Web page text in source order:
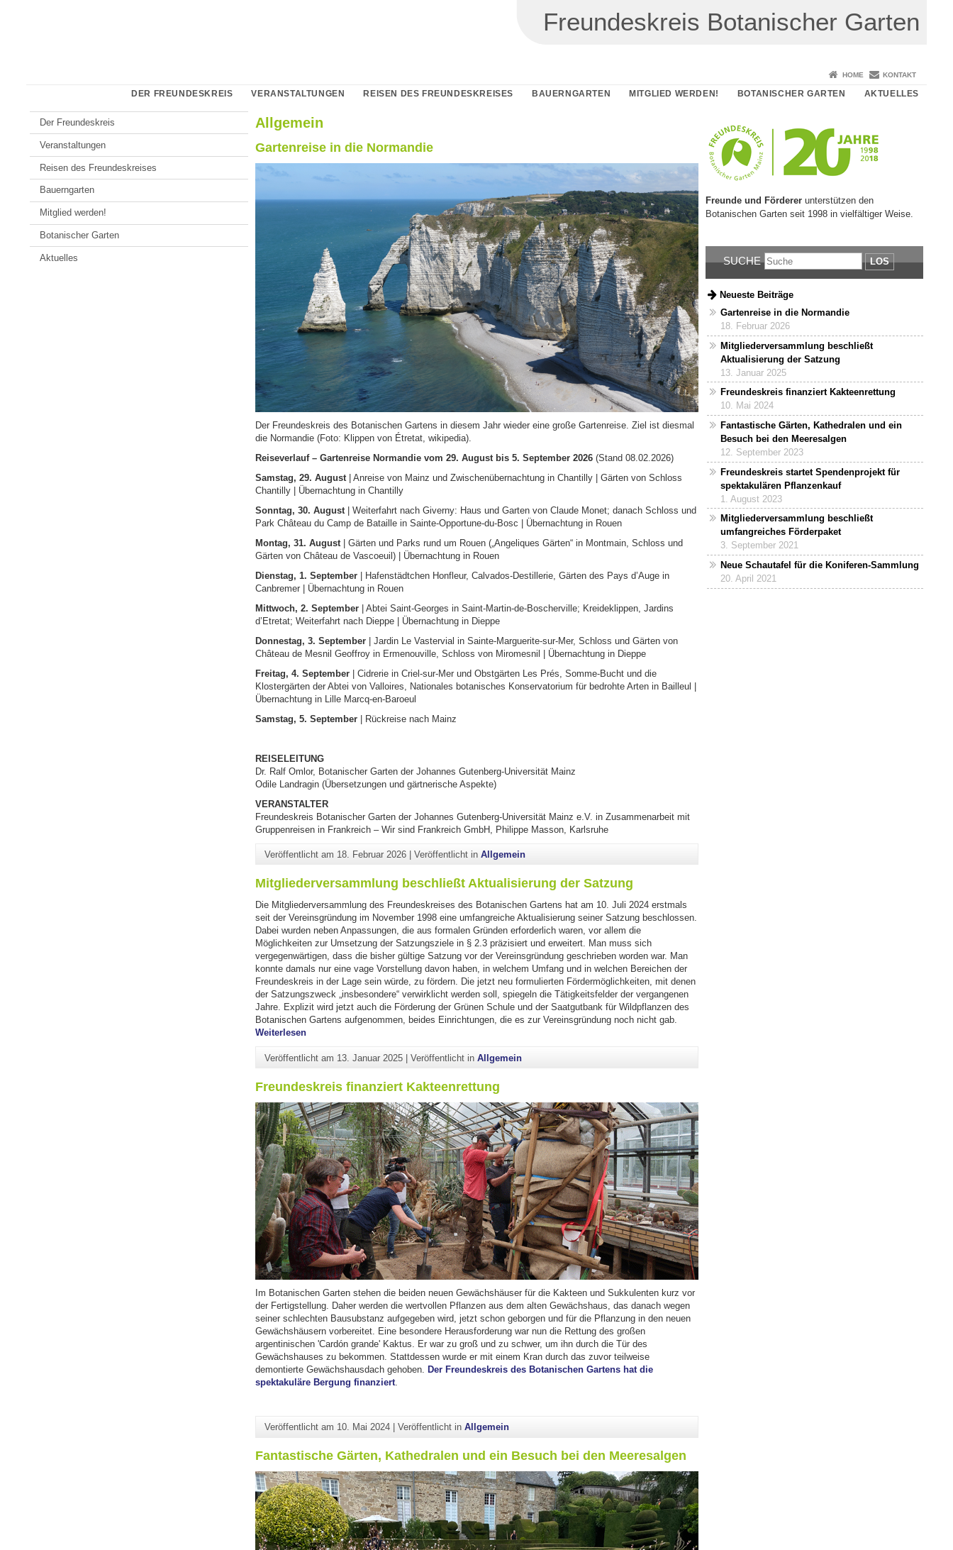
Freundeskreis Botanischer Garten
HOME KONTAKT
DER FREUNDESKREIS VERANSTALTUNGEN REISEN DES FREUNDESKREISES BAUERNGARTEN MITGLIED WERDEN! BOTANISCHER GARTEN AKTUELLES
Der Freundeskreis
Veranstaltungen
Reisen des Freundeskreises
Bauerngarten
Mitglied werden!
Botanischer Garten
Aktuelles
Allgemein
Gartenreise in die Normandie
Der Freundeskreis des Botanischen Gartens in diesem Jahr wieder eine große Gartenreise. Ziel ist diesmal
die Normandie (Foto: Klippen von Étretat, wikipedia).
Reiseverlauf – Gartenreise Normandie vom 29. August bis 5. September 2026 (Stand 08.02.2026)
Samstag, 29. August | Anreise von Mainz und Zwischenübernachtung in Chantilly | Gärten von Schloss
Chantilly | Übernachtung in Chantilly
Sonntag, 30. August| Weiterfahrt nach Giverny: Haus und Garten von Claude Monet; danach Schloss und
Park Château du Camp de Bataille in Sainte-Opportune-du-Bosc | Übernachtung in Rouen
Montag, 31. August| Gärten und Parks rund um Rouen („Angeliques Gärten“ in Montmain, Schloss und
Gärten von Château de Vascoeuil) | Übernachtung in Rouen
Dienstag, 1. September| Hafenstädtchen Honfleur, Calvados-Destillerie, Gärten des Pays d’Auge in
Canbremer | Übernachtung in Rouen
Mittwoch, 2. September| Abtei Saint-Georges in Saint-Martin-de-Boscherville; Kreideklippen, Jardins
d’Etretat; Weiterfahrt nach Dieppe | Übernachtung in Dieppe
Donnestag, 3. September| Jardin Le Vastervial in Sainte-Marguerite-sur-Mer, Schloss und Gärten von
Château de Mesnil Geoffroy in Ermenouville, Schloss von Miromesnil | Übernachtung in Dieppe
Freitag, 4. September| Cidrerie in Criel-sur-Mer und Obstgärten Les Prés, Somme-Bucht und die
Klostergärten der Abtei von Valloires, Nationales botanisches Konservatorium für bedrohte Arten in Bailleul |
Übernachtung in Lille Marcq-en-Baroeul
Samstag, 5. September| Rückreise nach Mainz
REISELEITUNG
Dr. Ralf Omlor, Botanischer Garten der Johannes Gutenberg-Universität Mainz
Odile Landragin (Übersetzungen und gärtnerische Aspekte)
VERANSTALTER
Freundeskreis Botanischer Garten der Johannes Gutenberg-Universität Mainz e.V. in Zusammenarbeit mit
Gruppenreisen in Frankreich – Wir sind Frankreich GmbH, Philippe Masson, Karlsruhe
Veröffentlicht am 18. Februar 2026 |Veröffentlicht inAllgemein
Mitgliederversammlung beschließt Aktualisierung der Satzung
Die Mitgliederversammlung des Freundeskreises des Botanischen Gartens hat am 10. Juli 2024 erstmals
seit der Vereinsgründung im November 1998 eine umfangreiche Aktualisierung seiner Satzung beschlossen.
Dabei wurden neben Anpassungen, die aus formalen Gründen erforderlich waren, vor allem die
Möglichkeiten zur Umsetzung der Satzungsziele in § 2.3 präzisiert und erweitert. Man muss sich
vergegenwärtigen, dass die bisher gültige Satzung vor der Vereinsgründung geschrieben worden war. Man
konnte damals nur eine vage Vorstellung davon haben, in welchem Umfang und in welchen Bereichen der
Freundeskreis in der Lage sein würde, zu fördern. Die jetzt neu formulierten Fördermöglichkeiten, mit denen
der Satzungszweck „insbesondere“ verwirklicht werden soll, spiegeln die Tätigkeitsfelder der vergangenen
Jahre. Explizit wird jetzt auch die Förderung der Grünen Schule und der Saatgutbank für Wildpflanzen des
Botanischen Gartens aufgenommen, beides Einrichtungen, die es zur Vereinsgründung noch nicht gab.
Weiterlesen"Mitgliederversammlung beschließt Aktualisierung der Satzung"
Veröffentlicht am 13. Januar 2025 |Veröffentlicht inAllgemein
Freundeskreis finanziert Kakteenrettung
Im Botanischen Garten stehen die beiden neuen Gewächshäuser für die Kakteen und Sukkulenten kurz vor
der Fertigstellung. Daher werden die wertvollen Pflanzen aus dem alten Gewächshaus, das danach wegen
seiner schlechten Bausubstanz aufgegeben wird, jetzt schon geborgen und für die Pflanzung in den neuen
Gewächshäusern vorbereitet. Eine besondere Herausforderung war nun die Rettung des großen
argentinischen 'Cardón grande' Kaktus. Er war zu groß und zu schwer, um ihn durch die Tür des
Gewächshauses zu bekommen. Stattdessen wurde er mit einem Kran durch das zuvor teilweise
demontierte Gewächshausdach gehoben.
Der Freundeskreis des Botanischen Gartens hat die
spektakuläre Bergung finanziert.
Veröffentlicht am 10. Mai 2024 |Veröffentlicht inAllgemein
Fantastische Gärten, Kathedralen und ein Besuch bei den Meeresalgen
Freunde und Fördererunterstützen den
Botanischen Garten seit 1998 in vielfältiger Weise.
SUCHE LOS
Neueste Beiträge
Gartenreise in die Normandie
18. Februar 2026
Mitgliederversammlung beschließt
Aktualisierung der Satzung
13. Januar 2025
Freundeskreis finanziert Kakteenrettung
10. Mai 2024
Fantastische Gärten, Kathedralen und ein
Besuch bei den Meeresalgen
12. September 2023
Freundeskreis startet Spendenprojekt für
spektakulären Pflanzenkauf
1. August 2023
Mitgliederversammlung beschließt
umfangreiches Förderpaket
3. September 2021
Neue Schautafel für die Koniferen-Sammlung
20. April 2021